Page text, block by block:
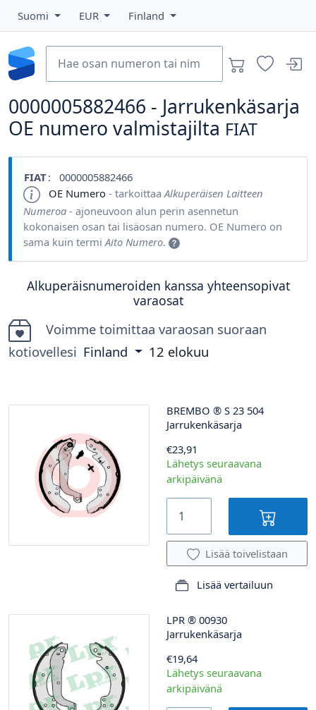
Suomi EUR Finland
0000005882466 - Jarrukenkäsarja
OE numero valmistajilta FIAT
FIAT: 0000005882466
OE Numero - tarkoittaa Alkuperäisen Laitteen
Numeroa - ajoneuvoon alun perin asennetun
kokonaisen osan tai lisäosan numero. OE Numero on
sama kuin termi Aito Numero.
Alkuperäisnumeroiden kanssa yhteensopivat
varaosat
Voimme toimittaa varaosan suoraan
kotiovellesi Finland 12 elokuu
BREMBO ® S 23 504
Jarrukenkäsarja
€23,91
Lähetys seuraavana
arkipäivänä
Lisää toivelistaan
Lisää vertailuun
LPR ® 00930
Jarrukenkäsarja
€19,64
Lähetys seuraavana
arkipäivänä